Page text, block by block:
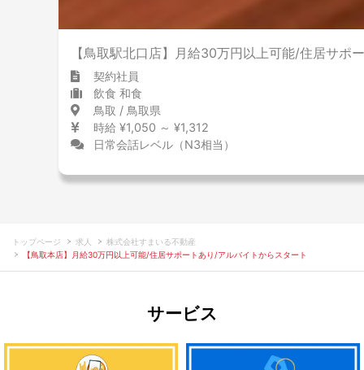
【鳥取駅北口店】月給30万円以上可能/住居サポ
契約社員
飲食 和食
鳥取 / 鳥取県
時給 ¥1,050 ～ ¥1,312
日常会話レベル（N3相当）
トップページ 求人
株式会社すまいる不動産
【鳥取本店】月給30万円以上可能/住居サポートあり/アルバイトからスタート
サービス